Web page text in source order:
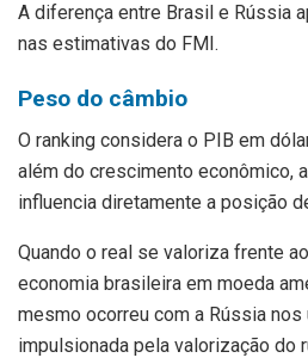
A diferença entre Brasil e Rússia
nas estimativas do FMI.
Peso do câmbio
O ranking considera o PIB em
além do crescimento econômico,
influencia diretamente a posição
Quando o real se valoriza frente
economia brasileira em moeda
mesmo ocorreu com a Rússia
impulsionada pela valorização do